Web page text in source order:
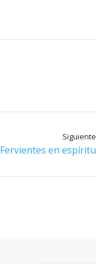
Siguiente
Fervientes en espíritu